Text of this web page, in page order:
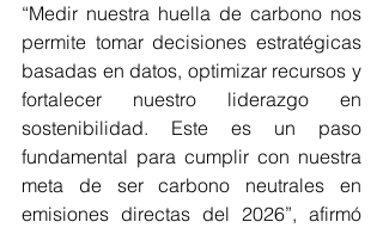
“Medir nuestra huella de carbono nos
permite tomar decisiones estratégicas
basadas en datos, optimizar recursos y
fortalecer nuestro liderazgo en
sostenibilidad. Este es un paso
fundamental para cumplir con nuestra
meta de ser carbono neutrales en
emisiones directas del 2026”, afirmó